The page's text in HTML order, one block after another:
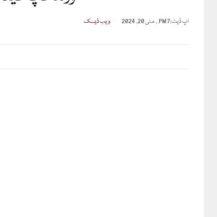
اپ ڈیٹ:7 PM , مئی 20, 2024 ویب ڈیسک